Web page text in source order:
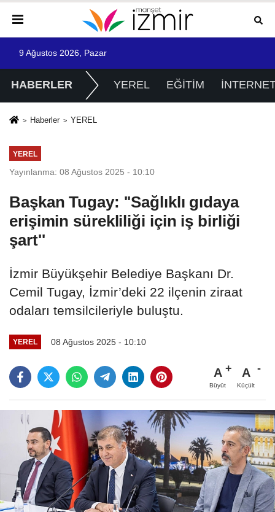
9 Ağustos 2026, Pazar
HABERLER YEREL EĞİTİM
Haberler YEREL
YEREL
Yayınlanma: 08 Ağustos 2025 - 10:10
Başkan Tugay: ''Sağlıklı gıdaya
erişimin sürekliliği için iş birliği
şart''
İzmir Büyükşehir Belediye Başkanı Dr.
Cemil Tugay, İzmir’deki 22 ilçenin ziraat
odaları temsilcileriyle buluştu.
YEREL 08 Ağustos 2025 - 10:10
A
Büyüt
A
Küçült